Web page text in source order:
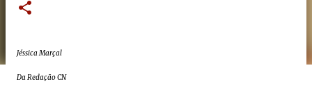
Jéssica Marçal
Da Redação CN